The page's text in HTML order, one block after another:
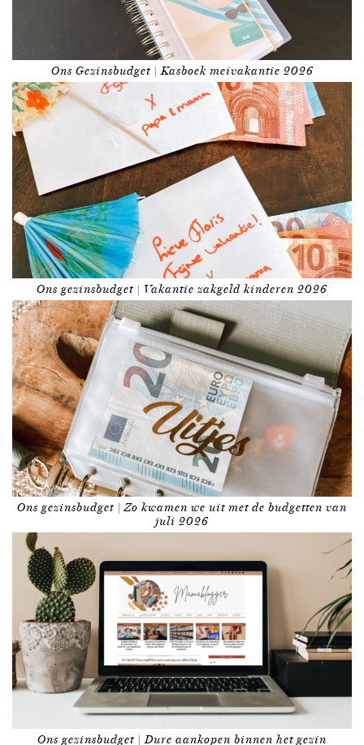
Ons Gezinsbudget | Kasboek meivakantie 2026
Ons gezinsbudget | Vakantie zakgeld kinderen 2026
Ons gezinsbudget | Zo kwamen we uit met de budgetten van
juli 2026
Ons gezinsbudget | Dure aankopen binnen het gezin